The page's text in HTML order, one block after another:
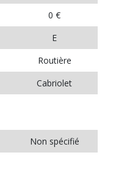
0 €
E
Routière
Cabriolet
Non spécifié